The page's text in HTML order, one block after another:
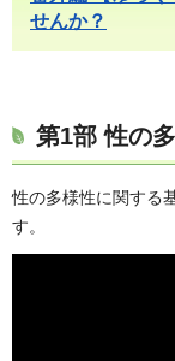
せんか？
第1部 性の
性の多様性に関する
す。